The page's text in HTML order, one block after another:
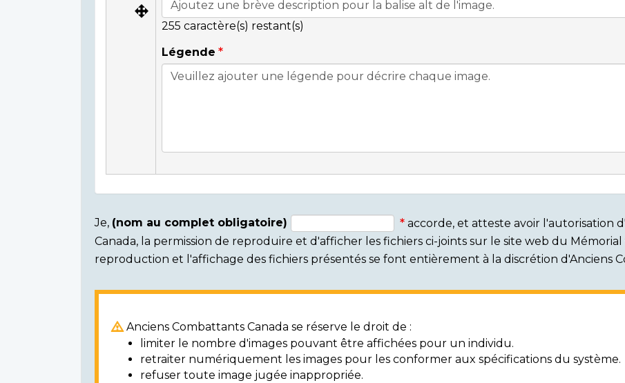
255 caractère(s) restant(s)
Légende
Consent
section
Je, (nom au complet obligatoire)
accorde, et atteste avoir l'autorisation
Canada, la permission de reproduire et d'afficher les fichiers ci-joints sur le site web du
reproduction et l'affichage des fichiers présentés se font entièrement à la discrétion d'Anciens
Anciens Combattants Canada se réserve le droit de :
limiter le nombre d'images pouvant être affichées pour un individu.
retraiter numériquement les images pour les conformer aux spécifications du système.
refuser toute image jugée inappropriée.